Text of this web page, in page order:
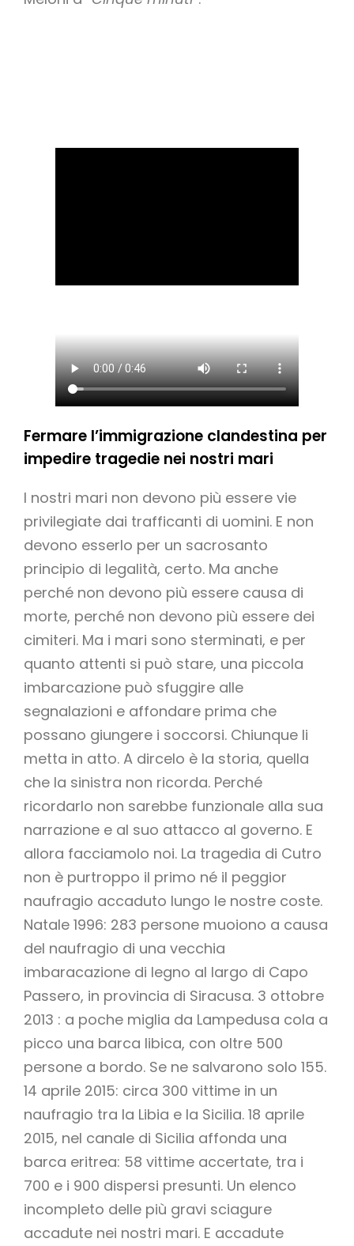
Fermare l’immigrazione clandestina per
impedire tragedie nei nostri mari
I nostri mari non devono più essere vie
privilegiate dai trafficanti di uomini. E non
devono esserlo per un sacrosanto
principio di legalità, certo. Ma anche
perché non devono più essere causa di
morte, perché non devono più essere dei
cimiteri. Ma i mari sono sterminati, e per
quanto attenti si può stare, una piccola
imbarcazione può sfuggire alle
segnalazioni e affondare prima che
possano giungere i soccorsi. Chiunque li
metta in atto. A dircelo è la storia, quella
che la sinistra non ricorda. Perché
ricordarlo non sarebbe funzionale alla sua
narrazione e al suo attacco al governo. E
allora facciamolo noi. La tragedia di Cutro
non è purtroppo il primo né il peggior
naufragio accaduto lungo le nostre coste.
Natale 1996: 283 persone muoiono a causa
del naufragio di una vecchia
imbaracazione di legno al largo di Capo
Passero, in provincia di Siracusa. 3 ottobre
2013 : a poche miglia da Lampedusa cola a
picco una barca libica, con oltre 500
persone a bordo. Se ne salvarono solo 155.
14 aprile 2015: circa 300 vittime in un
naufragio tra la Libia e la Sicilia. 18 aprile
2015, nel canale di Sicilia affonda una
barca eritrea: 58 vittime accertate, tra i
700 e i 900 dispersi presunti. Un elenco
incompleto delle più gravi sciagure
accadute nei nostri mari. E accadute